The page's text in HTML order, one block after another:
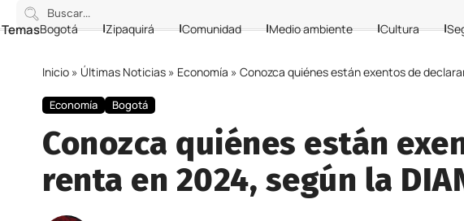
Bogotá Zipaquirá Comunidad Medio ambiente Cultura
Inicio » Últimas Noticias » Economía » Conozca quiénes están exentos de
Economía Bogotá
Conozca quiénes están
renta en 2024, según la